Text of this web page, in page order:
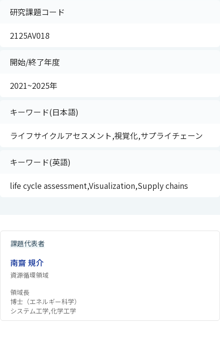
研究課題コード
2125AV018
開始/終了年度
2021~2025年
キーワード(日本語)
ライフサイクルアセスメント,視覚化,サプライチェーン
キーワード(英語)
life cycle assessment,Visualization,Supply chains
課題代表者
南齋 規介
資源循環領域
領域長
博士（エネルギー科学）
システム工学,化学工学